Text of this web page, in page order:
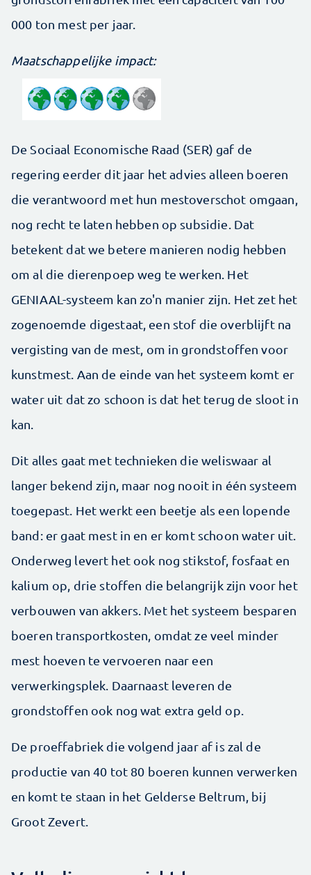
000 ton mest per jaar.
Maatschappelijke impact:
De Sociaal Economische Raad (SER) gaf de
regering eerder dit jaar het advies alleen boeren
die verantwoord met hun mestoverschot omgaan,
nog recht te laten hebben op subsidie. Dat
betekent dat we betere manieren nodig hebben
om al die dierenpoep weg te werken. Het
GENIAAL-systeem kan zo'n manier zijn. Het zet het
zogenoemde digestaat, een stof die overblijft na
vergisting van de mest, om in grondstoffen voor
kunstmest. Aan de einde van het systeem komt er
water uit dat zo schoon is dat het terug de sloot in
kan.
Dit alles gaat met technieken die weliswaar al
langer bekend zijn, maar nog nooit in één systeem
toegepast. Het werkt een beetje als een lopende
band: er gaat mest in en er komt schoon water uit.
Onderweg levert het ook nog stikstof, fosfaat en
kalium op, drie stoffen die belangrijk zijn voor het
verbouwen van akkers. Met het systeem besparen
boeren transportkosten, omdat ze veel minder
mest hoeven te vervoeren naar een
verwerkingsplek. Daarnaast leveren de
grondstoffen ook nog wat extra geld op.
De proeffabriek die volgend jaar af is zal de
productie van 40 tot 80 boeren kunnen verwerken
en komt te staan in het Gelderse Beltrum, bij
Groot Zevert.